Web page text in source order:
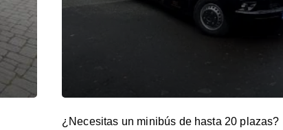
¿Necesitas un minibús de hasta 20 plazas?